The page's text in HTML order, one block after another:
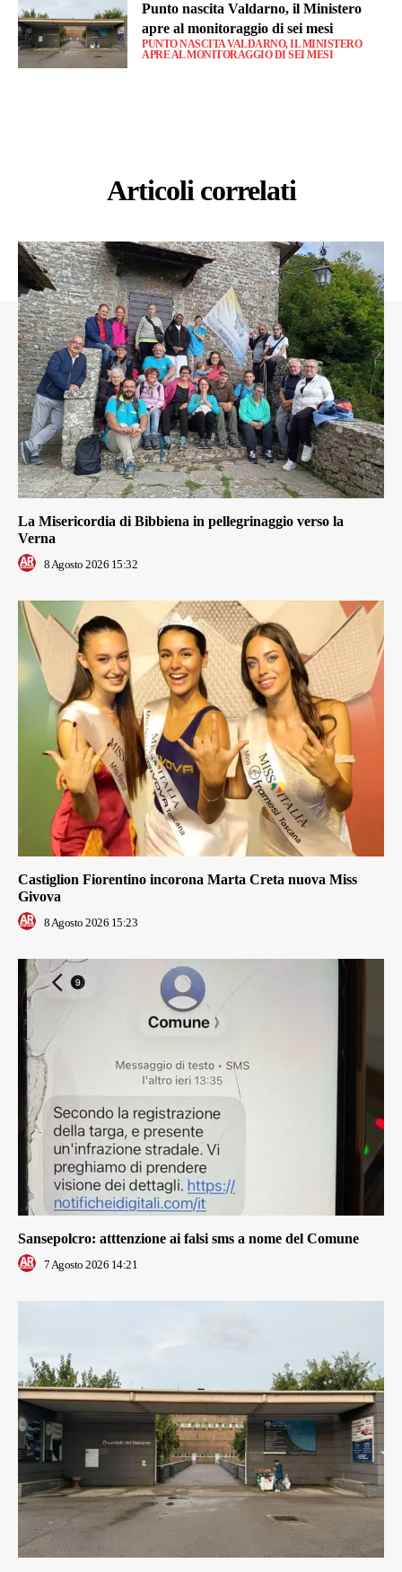
Punto nascita Valdarno, il Ministero
apre al monitoraggio di sei mesi
PUNTO NASCITA VALDARNO, IL MINISTERO
APRE AL MONITORAGGIO DI SEI MESI
Articoli correlati
La Misericordia di Bibbiena in pellegrinaggio verso la
Verna
8 Agosto 2026 15:32
Castiglion Fiorentino incorona Marta Creta nuova Miss
Givova
8 Agosto 2026 15:23
Sansepolcro: atttenzione ai falsi sms a nome del Comune
7 Agosto 2026 14:21